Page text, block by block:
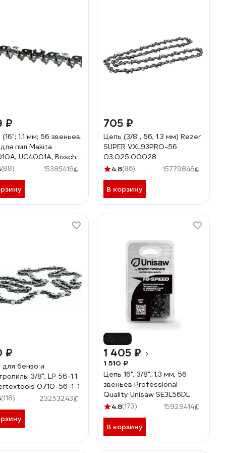
₽
1.1 мм; 56 звеньев;
пил Makita
UC4001A, Bosch
SGS-9-1,1-56
(88) 15385416
705 ₽
Цепь (3/8", 56, 1.3 мм) Rezer
SUPER VXL93PRO-56
03.025.00028
4.8(86) 15779846
В корзину
₽
бензо и
3/8", LP 56-1.1
0710-56-1-1
(118) 23253243
1 405 ₽
1 510 ₽
Цепь 16", 3/8", 1,3 мм, 56
звеньев Professional
Quality Unisaw SE3L56DL
4.8(173) 15929414
В корзину